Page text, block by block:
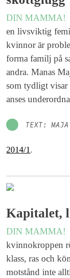
DIN MAMMA!
en livsviktig
kvinnor är
forma familj på
andra. Manas
som tydligt
anses
TEXT: MAJA
2014/1 .
Kapitalet,
DIN MAMMA!
kvinnokroppen
klass, ras och
motstånd inte